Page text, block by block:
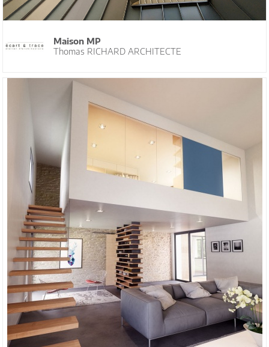
Maison MP
Thomas RICHARD ARCHITECTE